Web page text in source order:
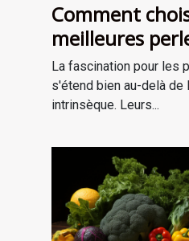
Comment
meilleures
naturelle pour
bijouterie et
La fascination pour les
s'étend bien au-delà de
intrinsèque. Leurs...